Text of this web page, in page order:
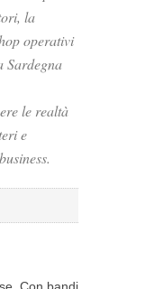
la
operativi
Sardegna
le realtà
e